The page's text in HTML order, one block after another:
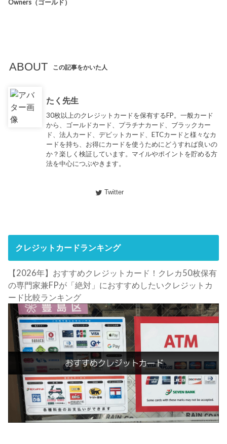
Owners（ゴールド）
ABOUT この記事をかいた人
たく先生
30枚以上のクレジットカードを保有するFP。一般カード
から、ゴールドカード、プラチナカード、ブラックカー
ド、法人カード、デビットカード、ETCカードと様々なカ
ードを持ち、お得にカードを使うためにどうすれば良いの
か？楽しく検証しています。マイルやポイントを貯める方
法を中心につぶやきます。
Twitter
クレジットカードランキング
【2026年】おすすめクレジットカード！クレカ50枚保有
の専門家兼FPが「絶対」におすすめしたいクレジットカ
ード比較ランキング